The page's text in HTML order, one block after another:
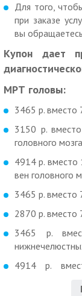
Для того,
при заказе
вы
Купон дает
МРТ головы:
3465 р. вместо
3150 р.
головного
4914 р. вместо
вен головного
3465 р. вместо
2870 р. вместо
3465 р.
4914 р.